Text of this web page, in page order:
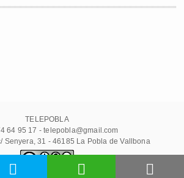
TELEPOBLA
64 95 17 - telepobla@gmail.com
Senyera, 31 - 46185 La Pobla de Vallbona